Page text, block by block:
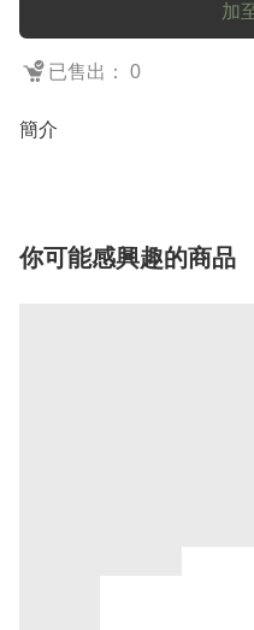
加
已售出： 0
簡介
你可能感興趣的商品